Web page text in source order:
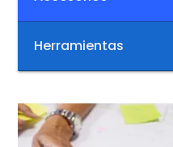
Herramientas